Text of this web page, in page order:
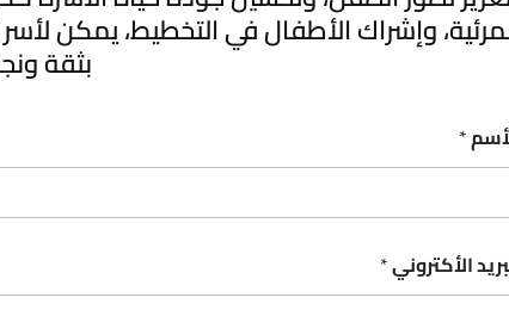
وإشراك الأطفال في التخطيط، يمكن
بثقة
*
الأكتروني*